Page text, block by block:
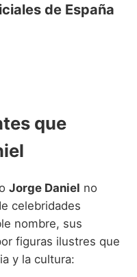
de España
que
Jorge Daniel no
celebridades
nombre, sus
figuras ilustres que
y la cultura: